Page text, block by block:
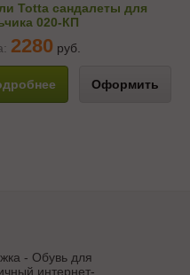
Totta сандалеты для
020-КП
2280 руб.
Оформить
- Обувь для
интернет-